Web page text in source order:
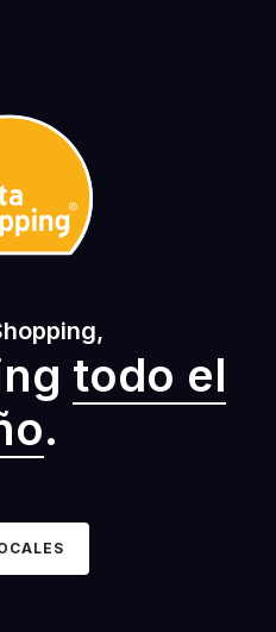
todo el
.